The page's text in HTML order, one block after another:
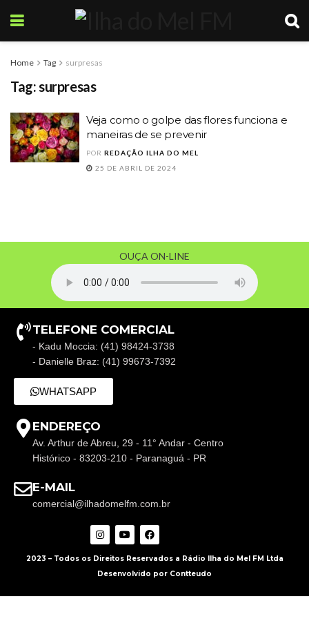
Home Tag surpresas
Tag:surpresas
Veja como o golpe das flores funciona e
maneiras de se prevenir
POR REDAÇÃO ILHA DO MEL
25 DE ABRIL DE 2024
OUÇA ON-LINE
TELEFONE COMERCIAL
- Kadu Moccia: (41) 98424-3738
- Danielle Braz: (41) 99673-7392
WHATSAPP
ENDEREÇO
Av. Arthur de Abreu, 29 - 11° Andar - Centro
Histórico - 83203-210 - Paranaguá - PR
E-MAIL
comercial@ilhadomelfm.com.br
2023 – Todos os Direitos Reservados a Rádio Ilha do Mel FM Ltda
Desenvolvido por Contteudo